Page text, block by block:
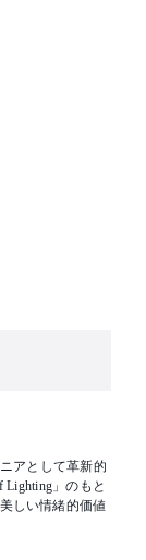
アとして革新的
」のもと
しい情緒的価値